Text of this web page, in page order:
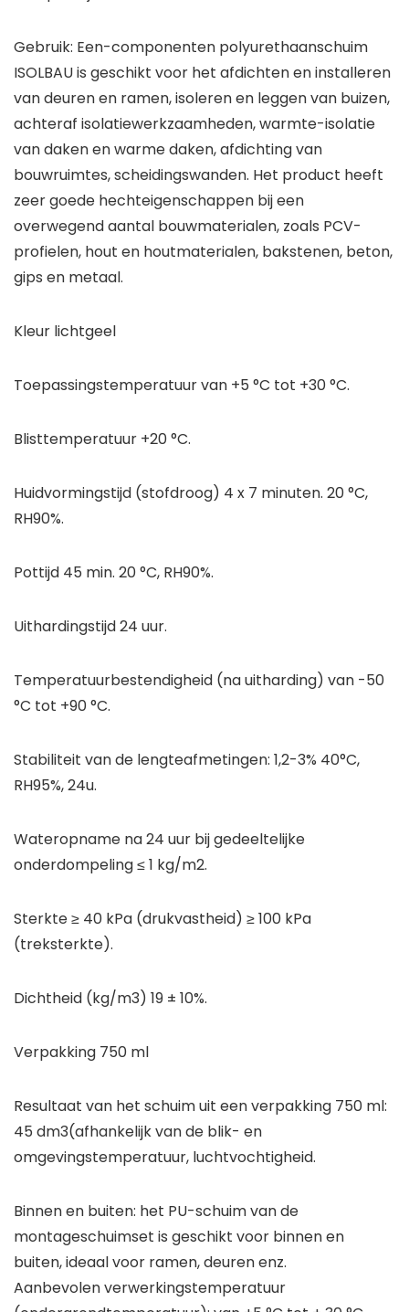
Gebruik: Een-componenten polyurethaanschuim
ISOLBAU is geschikt voor het afdichten en installeren
van deuren en ramen, isoleren en leggen van buizen,
achteraf isolatiewerkzaamheden, warmte-isolatie
van daken en warme daken, afdichting van
bouwruimtes, scheidingswanden. Het product heeft
zeer goede hechteigenschappen bij een
overwegend aantal bouwmaterialen, zoals PCV-
profielen, hout en houtmaterialen, bakstenen, beton,
gips en metaal.
Kleur lichtgeel
Toepassingstemperatuur van +5 °C tot +30 °C.
Blisttemperatuur +20 °C.
Huidvormingstijd (stofdroog) 4 x 7 minuten. 20 °C,
RH90%.
Pottijd 45 min. 20 °C, RH90%.
Uithardingstijd 24 uur.
Temperatuurbestendigheid (na uitharding) van -50
°C tot +90 °C.
Stabiliteit van de lengteafmetingen: 1,2-3% 40°C,
RH95%, 24u.
Wateropname na 24 uur bij gedeeltelijke
onderdompeling ≤ 1 kg/m2.
Sterkte ≥ 40 kPa (drukvastheid) ≥ 100 kPa
(treksterkte).
Dichtheid (kg/m3) 19 ± 10%.
Verpakking 750 ml
Resultaat van het schuim uit een verpakking 750 ml:
45 dm3(afhankelijk van de blik- en
omgevingstemperatuur, luchtvochtigheid.
Binnen en buiten: het PU-schuim van de
montageschuimset is geschikt voor binnen en
buiten, ideaal voor ramen, deuren enz.
Aanbevolen verwerkingstemperatuur